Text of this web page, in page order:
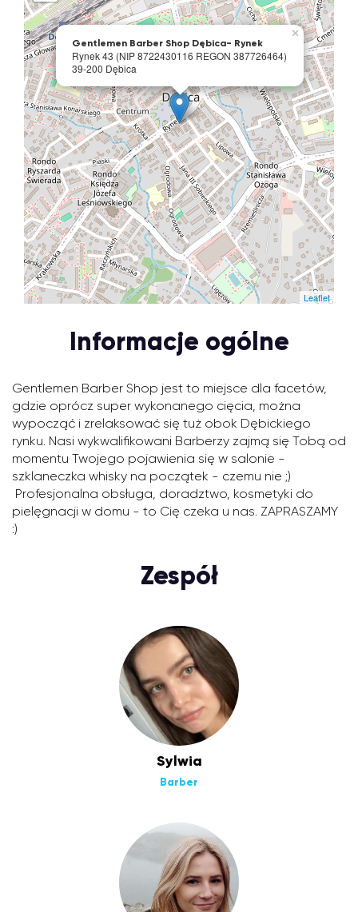
Gentlemen Barber Shop Dębica- Rynek
Rynek 43 (NIP 8722430116 REGON 387726464)
39-200 Dębica
×
Leaflet
Informacje ogólne
Gentlemen Barber Shop jest to miejsce dla facetów,
gdzie oprócz super wykonanego cięcia, można
wypocząć i zrelaksować się tuż obok Dębickiego
rynku. Nasi wykwalifikowani Barberzy zajmą się Tobą od
momentu Twojego pojawienia się w salonie -
szklaneczka whisky na początek - czemu nie ;)
Profesjonalna obsługa, doradztwo, kosmetyki do
pielęgnacji w domu - to Cię czeka u nas. ZAPRASZAMY
:)
Zespół
Sylwia
Barber